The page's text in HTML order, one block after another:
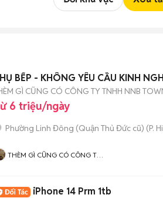
BẾP - KHÔNG YÊU CẦU KINH
GÌ CŨNG CÓ CÔNG TY TNHH NNB
6 triệu/ngày
Phường Linh Đông (Quận Thủ Đức cũ) (P.
THÈM GÌ CŨNG CÓ CÔNG TY
iPhone 14 Prm 1tb